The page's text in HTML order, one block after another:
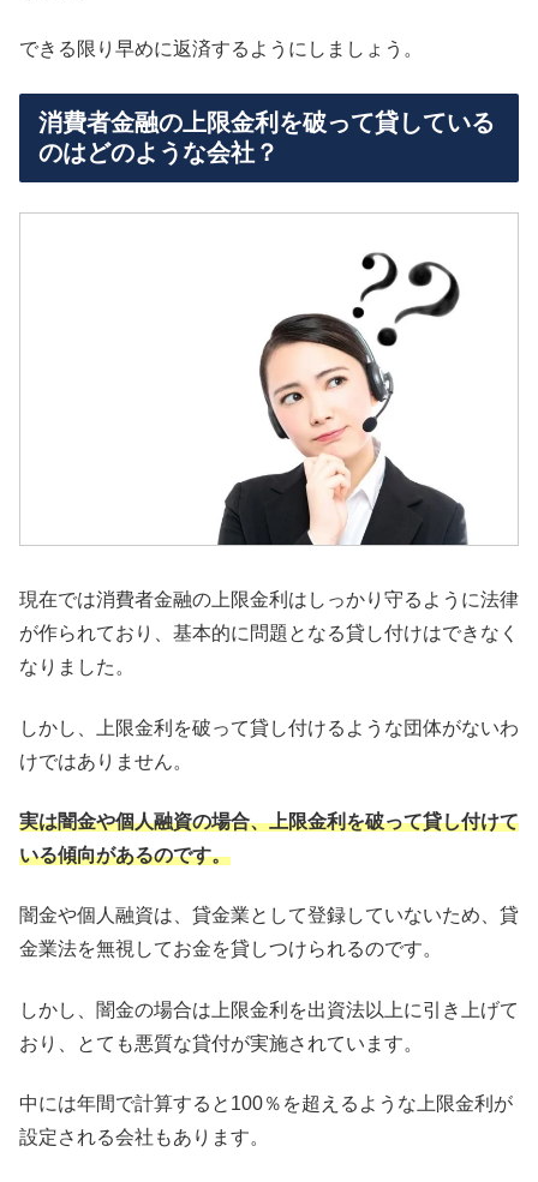
できる限り早めに返済するようにしましょう。
消費者金融の上限金利を破って貸している
のはどのような会社？
現在では消費者金融の上限金利はしっかり守るように法律
が作られており、基本的に問題となる貸し付けはできなく
なりました。
しかし、上限金利を破って貸し付けるような団体がないわ
けではありません。
実は闇金や個人融資の場合、上限金利を破って貸し付けて
いる傾向があるのです。
闇金や個人融資は、貸金業として登録していないため、貸
金業法を無視してお金を貸しつけられるのです。
しかし、闇金の場合は上限金利を出資法以上に引き上げて
おり、とても悪質な貸付が実施されています。
中には年間で計算すると100％を超えるような上限金利が
設定される会社もあります。